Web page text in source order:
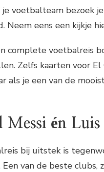
voetbalteam bezoek
Neem eens een kijkje
complete voetbalreis
Zelfs kaarten voor
als je een van de
Messi én
bij uitstek is
Een van de beste